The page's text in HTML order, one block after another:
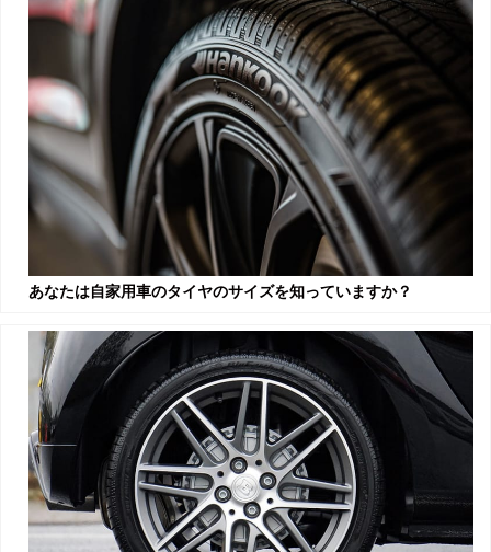
あなたは自家用車のタイヤのサイズを知っていますか？